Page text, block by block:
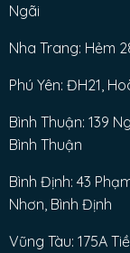
Ngãi
Nha Trang: Hẻm
Phú Yên: ĐH21,
Bình Thuận: 139
Bình Thuận
Bình Định: 43
Nhơn, Bình Định
Vũng Tàu: 175A